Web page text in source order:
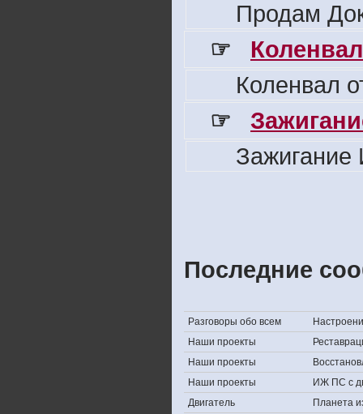
Продам
☞
Коленвал
☞
Последние
Разговоры обо всем
Наши проекты
Наши проекты
Наши проекты
ИЖ ПС с
Двигатель
Планета